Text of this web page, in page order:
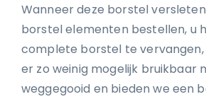
Wanneer deze borstel versleten
borstel elementen bestellen, u
complete borstel te
er zo weinig mogelijk bruikbaar
weggegooid en bieden we een